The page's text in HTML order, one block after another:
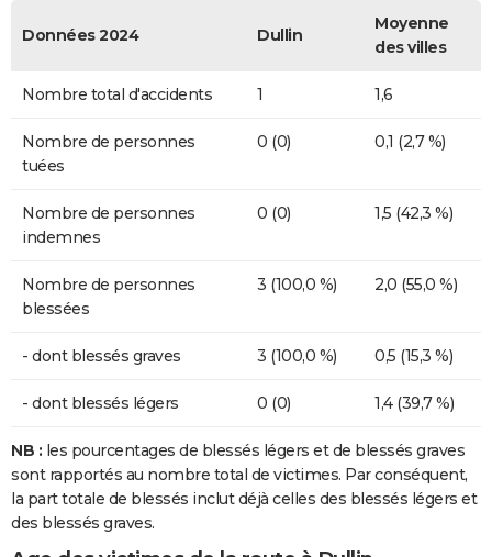
Données 2024 Dullin
Moyenne
des villes
Nombre total d'accidents 1 1,6
Nombre de personnes
tuées
0 (0) 0,1 (2,7 %)
Nombre de personnes
indemnes
0 (0) 1,5 (42,3 %)
Nombre de personnes
blessées
3 (100,0 %) 2,0 (55,0 %)
- dont blessés graves 3 (100,0 %) 0,5 (15,3 %)
- dont blessés légers 0 (0) 1,4 (39,7 %)
NB : les pourcentages de blessés légers et de blessés graves
sont rapportés au nombre total de victimes. Par conséquent,
la part totale de blessés inclut déjà celles des blessés légers et
des blessés graves.